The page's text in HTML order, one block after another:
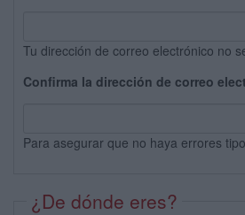
Tu dirección de correo electrónico no
Confirma la dirección de correo
Para asegurar que no haya errores
¿De dónde eres?